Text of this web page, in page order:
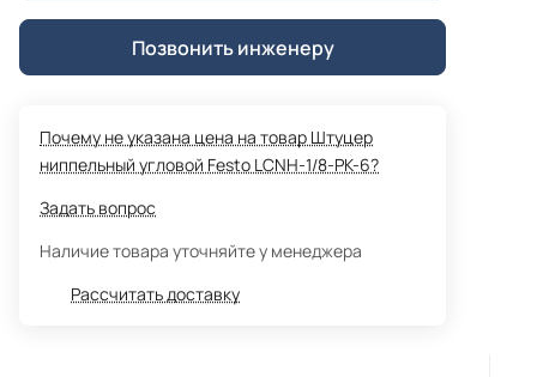
Позвонить инженеру
Почему не указана цена на товар Штуцер
ниппельный угловой Festo LCNH-1/8-PK-6?
Задать вопрос
Наличие товара уточняйте у менеджера
Рассчитать доставку